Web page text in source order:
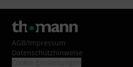
AGB/Impressum
Datenschutzhinweise